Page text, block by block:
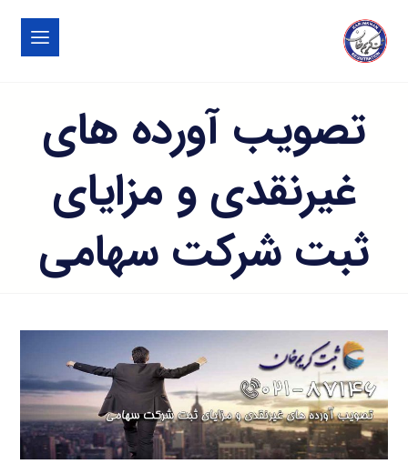
تصویب آورده های
غیرنقدی و مزایای
ثبت شرکت سهامی